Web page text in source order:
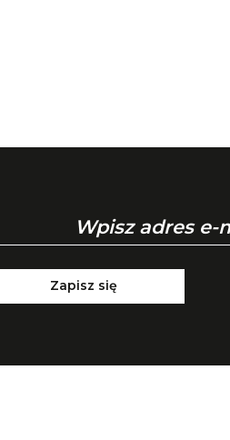
Zapisz się